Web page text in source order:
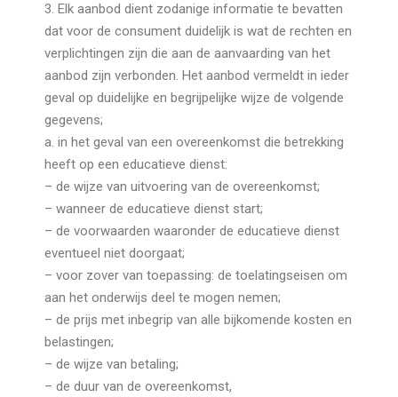
3. Elk aanbod dient zodanige informatie te bevatten
dat voor de consument duidelijk is wat de rechten en
verplichtingen zijn die aan de aanvaarding van het
aanbod zijn verbonden. Het aanbod vermeldt in ieder
geval op duidelijke en begrijpelijke wijze de volgende
gegevens;
a. in het geval van een overeenkomst die betrekking
heeft op een educatieve dienst:
– de wijze van uitvoering van de overeenkomst;
– wanneer de educatieve dienst start;
– de voorwaarden waaronder de educatieve dienst
eventueel niet doorgaat;
– voor zover van toepassing: de toelatingseisen om
aan het onderwijs deel te mogen nemen;
– de prijs met inbegrip van alle bijkomende kosten en
belastingen;
– de wijze van betaling;
– de duur van de overeenkomst,